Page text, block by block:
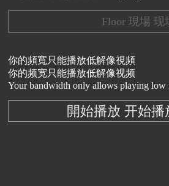
Floor 現場 现
你的頻寬只能播放低解像視頻
你的频宽只能播放低解像视频
Your bandwidth only allows playing low
開始播放 开始播